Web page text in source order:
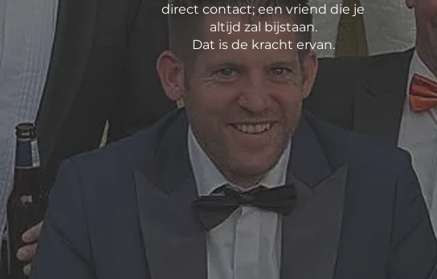
direct contact; een vriend die je
altijd zal bijstaan.
Dat is de kracht ervan.